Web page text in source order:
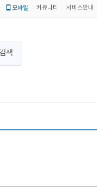
모바일 커뮤니티 서비스안내
색